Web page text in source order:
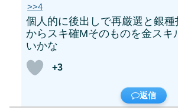
>>4
個人的に後出しで再厳選と銀
からスキ確Mそのものを金スキ
いかな
+3
返信